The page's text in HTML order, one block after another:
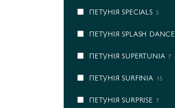
ПЕТУНІЯ SPECIALS 5
ПЕТУНІЯ SPLASH DANCE
ПЕТУНІЯ SUPERTUNIA 7
ПЕТУНІЯ SURFINIA 15
ПЕТУНІЯ SURPRISE 7